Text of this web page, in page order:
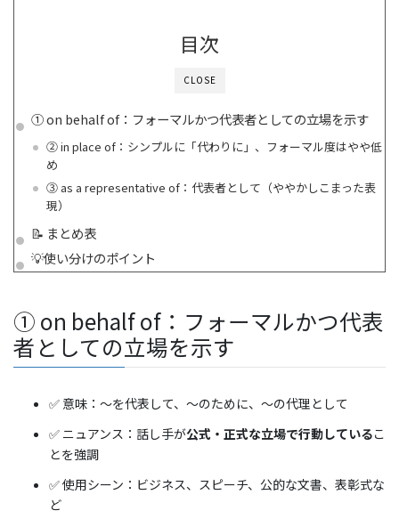
CLOSE
目次
① on behalf of：フォーマルかつ代表者としての立場を示す
② in place of：シンプルに「代わりに」、フォーマル度はやや低
め
③ as a representative of：代表者として（ややかしこまった表
現）
📝 まとめ表
💡使い分けのポイント
① on behalf of：フォーマルかつ代表
者としての立場を示す
✅ 意味：〜を代表して、〜のために、〜の代理として
✅ ニュアンス：話し手が公式・正式な立場で行動しているこ
とを強調
✅ 使用シーン：ビジネス、スピーチ、公的な文書、表彰式な
ど